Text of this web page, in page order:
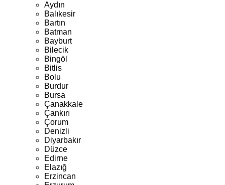
Aydın
Balıkesir
Bartın
Batman
Bayburt
Bilecik
Bingöl
Bitlis
Bolu
Burdur
Bursa
Çanakkale
Çankırı
Çorum
Denizli
Diyarbakır
Düzce
Edirne
Elazığ
Erzincan